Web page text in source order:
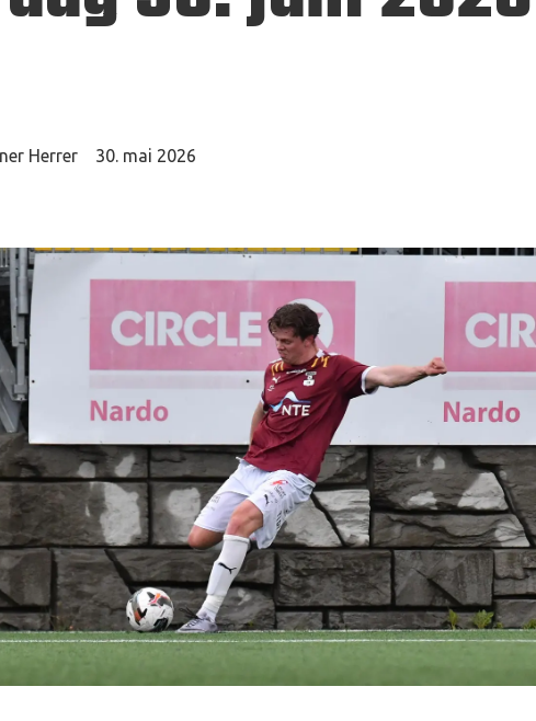
Herrer 30. mai 2026